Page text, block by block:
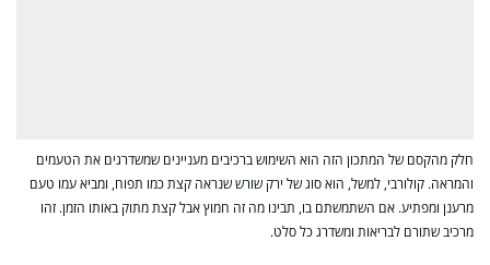
חלק מהקסם של המתכון הזה הוא השימוש ברכיבים מעניינים שמשדרגים את הטעמים
והמראה. קולורבי, למשל, הוא סוג של ירק שורש שנראה קצת כמו תפוח, ומביא עמו טעם
מרענן ומפתיע. אם השתמשתם בו, תבינו מה זה חמוץ אבל קצת מתוק באותו הזמן. זהו
מרכיב שתורם לבריאות ומשדרג כל סלט.